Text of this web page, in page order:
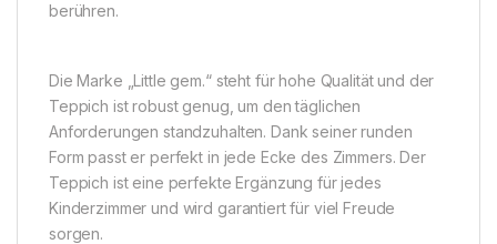
berühren.
Die Marke „Little gem.“ steht für hohe Qualität und der
Teppich ist robust genug, um den täglichen
Anforderungen standzuhalten. Dank seiner runden
Form passt er perfekt in jede Ecke des Zimmers. Der
Teppich ist eine perfekte Ergänzung für jedes
Kinderzimmer und wird garantiert für viel Freude
sorgen.